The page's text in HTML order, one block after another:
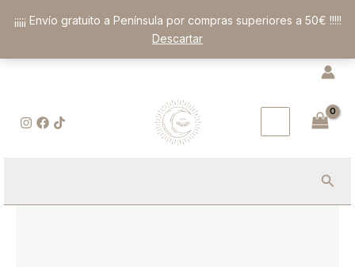
¡¡¡¡¡ Envío gratuito a Península por compras superiores a 50€ !!!!!
Descartar